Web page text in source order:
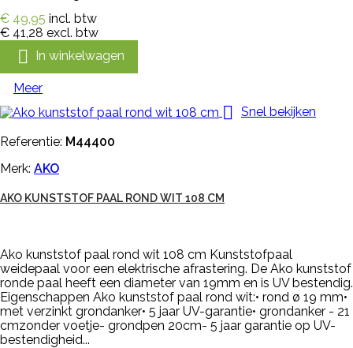
€ 49,95 incl. btw
€ 41,28 excl. btw
 In winkelwagen
Meer
 Snel bekijken
Referentie: M44400
Merk: AKO
AKO KUNSTSTOF PAAL ROND WIT 108 CM
Ako kunststof paal rond wit 108 cm Kunststofpaal
weidepaal voor een elektrische afrastering. De Ako kunststof
ronde paal heeft een diameter van 19mm en is UV bestendig.
Eigenschappen Ako kunststof paal rond wit:• rond ø 19 mm•
met verzinkt grondanker• 5 jaar UV-garantie• grondanker - 21
cmzonder voetje- grondpen 20cm- 5 jaar garantie op UV-
bestendigheid...